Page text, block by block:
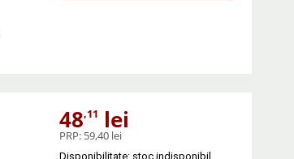
48,11 lei
PRP: 59,40 lei
Disponibilitate: stoc indisponibil